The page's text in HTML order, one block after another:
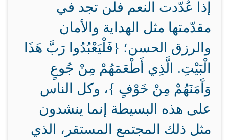
إذا عُدّدت النعم فلن تجد في
مقدّمتها مثل الهداية والأمان
والرزق الحسن؛ {فَلْيَعْبُدُوا رَبَّ هَذَا
الْبَيْتِ. الَّذِي أَطْعَمَهُمْ مِنْ جُوعٍ
وَآَمَنَهُمْ مِنْ خَوْفٍ }، وكل الناس
على هذه البسيطة إنما ينشدون
مثل ذلك المجتمع المستقر، الذي